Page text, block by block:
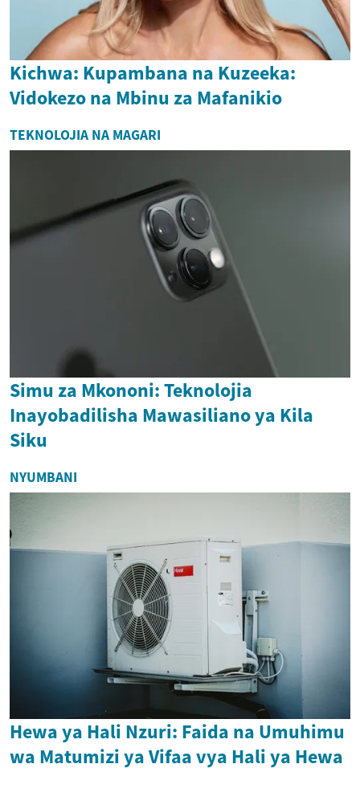
Kichwa: Kupambana na Kuzeeka:
Vidokezo na Mbinu za Mafanikio
TEKNOLOJIA NA MAGARI
Simu za Mkononi: Teknolojia
Inayobadilisha Mawasiliano ya Kila
Siku
NYUMBANI
Hewa ya Hali Nzuri: Faida na Umuhimu
wa Matumizi ya Vifaa vya Hali ya Hewa